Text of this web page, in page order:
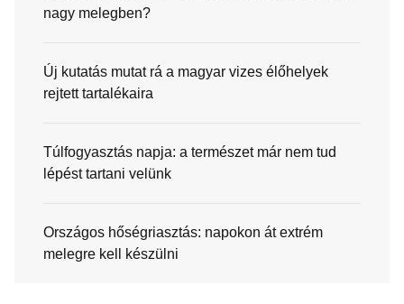
nagy melegben?
Új kutatás mutat rá a magyar vizes élőhelyek
rejtett tartalékaira
Túlfogyasztás napja: a természet már nem tud
lépést tartani velünk
Országos hőségriasztás: napokon át extrém
melegre kell készülni